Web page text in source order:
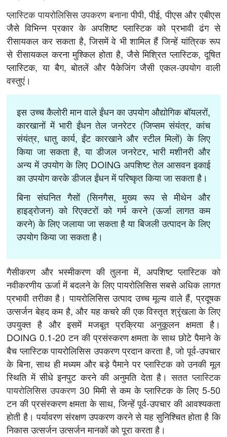
प्लास्टिक पायरोलिसिस उपकरण बनानापीपी, पीई, पीएस और एबीएस
जैसे विभिन्न प्रकार के अपशिष्ट प्लास्टिक को प्रभावी ढंग से
रीसायकल कर सकता है, जिसमें वे भी शामिल हैं जिन्हें यांत्रिक रूप
से रीसायकल करना मुश्किल होता है, जैसे मिश्रित प्लास्टिक, दूषित
प्लास्टिक, या बैग, बोतलें और पैकेजिंग जैसी एकल-उपयोग वाली
वस्तुएं।
इस उच्च कैलोरी मान वाले ईंधन का उपयोग औद्योगिक बॉयलरों,
कारखानों में भारी ईंधन तेल जनरेटर (जिप्सम संयंत्र, कांच
संयंत्र, धातु कार्य, ईंट कारखाने और स्टील मिलों) के लिए
किया जा सकता है, या डीजल जनरेटर, भारी मशीनरी और
अन्य में उपयोग के लिए DOING अपशिष्ट तेल आसवन इकाई
का उपयोग करके डीजल ईंधन में परिष्कृत किया जा सकता है।
बिना संघनित गैसों (सिनगैस, मुख्य रूप से मीथेन और
हाइड्रोजन) को रिएक्टरों को गर्म करने (ऊर्जा लागत कम
करने) के लिए जलाया जा सकता है या बिजली उत्पादन के लिए
उपयोग किया जा सकता है।
गैसीकरण और भस्मीकरण की तुलना में, अपशिष्ट प्लास्टिक को
नवीकरणीय ऊर्जा में बदलने के लिए पायरोलिसिस सबसे अधिक लागत
प्रभावी तरीका है। पायरोलिसिस उत्पाद उच्च मूल्य वाले हैं, प्रदूषक
उत्सर्जन बेहद कम है, और यह कचरे की एक विस्तृत श्रृंखला के लिए
उपयुक्त है और इसमें मजबूत प्रक्रिया अनुकूलन क्षमता है।
DOING 0.1-20 टन की प्रसंस्करण क्षमता के साथ छोटे पैमाने के
बैच प्लास्टिक पायरोलिसिस उपकरण प्रदान करता है, जो पूर्व-उपचार
के बिना, साथ ही मध्यम और बड़े पैमाने पर प्लास्टिक को उनकी मूल
स्थिति में सीधे इनपुट करने की अनुमति देता है।सतत प्लास्टिक
पायरोलिसिस उपकरण30 मिमी से कम के प्लास्टिक के लिए 5-50
टन की प्रसंस्करण क्षमता के साथ, जिन्हें पूर्व-उपचार की आवश्यकता
होती है। पर्यावरण संरक्षण उपकरण करने से यह सुनिश्चित होता है कि
निकास उत्सर्जन उत्सर्जन मानकों को पूरा करता है।